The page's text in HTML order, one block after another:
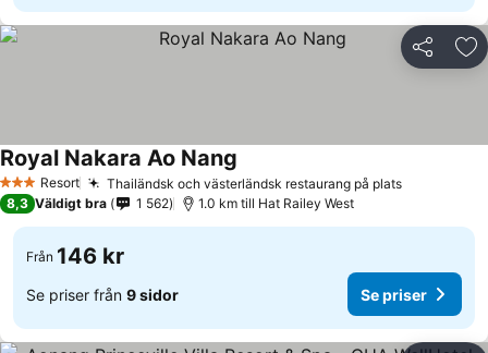
Dela
3 StjärnorResort Thailändsk och västerländsk restaurang på platsSe priser
Royal Nakara Ao Nang
8,3 Väldigt bra 1 562 1.0 km till Hat Railey West
Från 146 kr
Se priser från 9 sidor Se priser